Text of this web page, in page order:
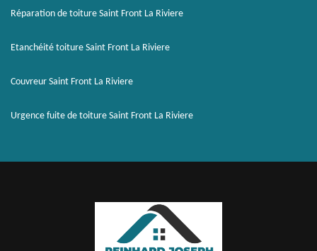
Réparation de toiture Saint Front La Riviere
Etanchéité toiture Saint Front La Riviere
Couvreur Saint Front La Riviere
Urgence fuite de toiture Saint Front La Riviere